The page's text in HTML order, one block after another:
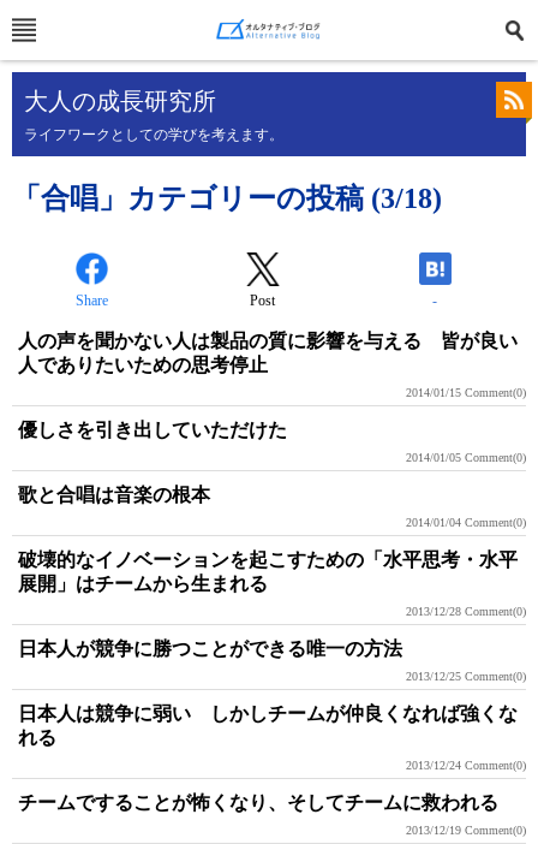
大人の成長研究所
ライフワークとしての学びを考えます。
「合唱」カテゴリーの投稿 (3/18)
Share Post -
人の声を聞かない人は製品の質に影響を与える 皆が良い
人でありたいための思考停止
2014/01/15 Comment(0)
優しさを引き出していただけた
2014/01/05 Comment(0)
歌と合唱は音楽の根本
2014/01/04 Comment(0)
破壊的なイノベーションを起こすための「水平思考・水平
展開」はチームから生まれる
2013/12/28 Comment(0)
日本人が競争に勝つことができる唯一の方法
2013/12/25 Comment(0)
日本人は競争に弱い しかしチームが仲良くなれば強くな
れる
2013/12/24 Comment(0)
チームですることが怖くなり、そしてチームに救われる
2013/12/19 Comment(0)